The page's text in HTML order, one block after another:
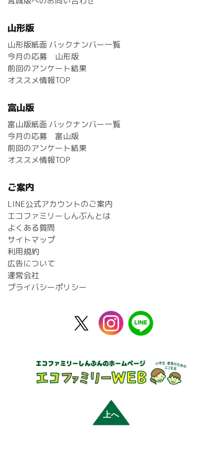
山形版
山形版紙面 バックナンバー一覧
今月の応募 山形版
前回のアンケート結果
オススメ情報TOP
富山版
富山版紙面 バックナンバー一覧
今月の応募 富山版
前回のアンケート結果
オススメ情報TOP
ご案内
LINE公式アカウントのご案内
エコファミリーしんぶんとは
よくある質問
サイトマップ
利用規約
広告について
運営会社
プライバシーポリシー
instagram
上へ